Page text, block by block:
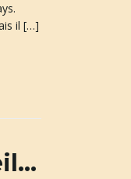
il […]